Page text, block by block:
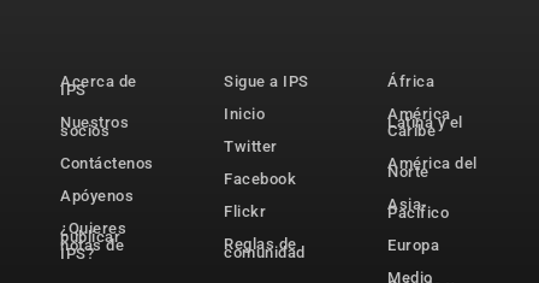
Acerca de
IPS
Nuestros
socios
Contáctenos
Apóyenos
¿Quieres
publicar
notas de
IPS?
Sigue a IPS
Inicio
Twitter
Facebook
Flickr
Reglas de
comunidad
África
América
Latina y el
Caribe
América del
Norte
Asia-
Pacífico
Europa
Medio